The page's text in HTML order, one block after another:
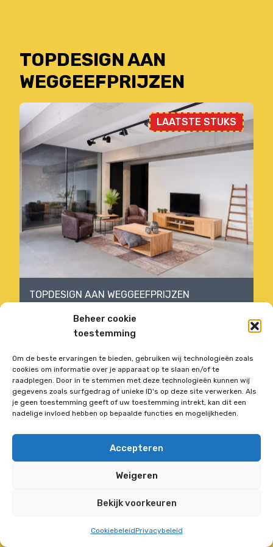
Beheer cookie
toestemming
Om de beste ervaringen te bieden, gebruiken wij technologieën zoals
cookies om informatie over je apparaat op te slaan en/of te
raadplegen. Door in te stemmen met deze technologieën kunnen wij
gegevens zoals surfgedrag of unieke ID's op deze site verwerken. Als
je geen toestemming geeft of uw toestemming intrekt, kan dit een
nadelige invloed hebben op bepaalde functies en mogelijkheden.
Accepteren
Weigeren
Bekijk voorkeuren
CookiebeleidPrivacybeleid
TOPDESIGN AAN
WEGGEEFPRIJZEN
TOPDESIGN AAN WEGGEEFPRIJZEN
LAATSTE STUKS
Vorige aanbieding Volgende aanbieding
Deze website is Fraai
Nederlands